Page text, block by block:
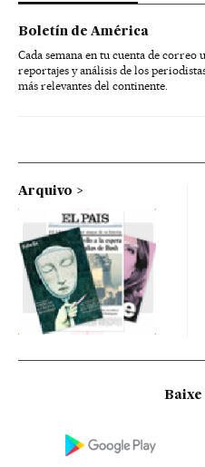
Boletín de América
Cada semana en tu cuenta de correo
reportajes y análisis de los
más relevantes del continente.
Arquivo
Baixe